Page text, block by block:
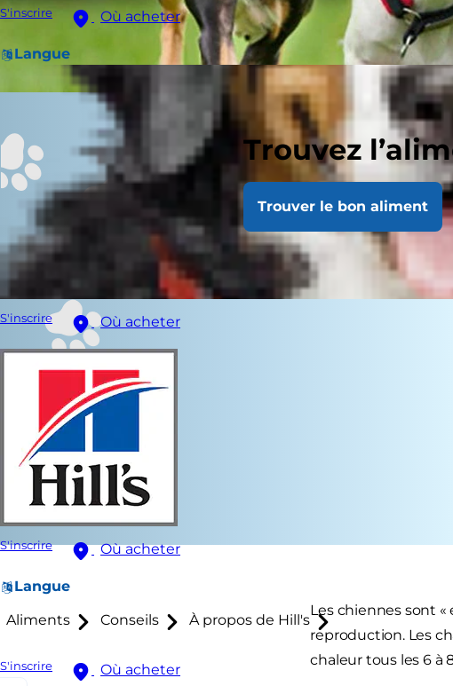
S'inscrire Où acheter
Langue
Trouvez
Trouver le bon aliment
S'inscrire Où acheter
S'inscrire Où acheter
Langue
Aliments Conseils À propos de Hill's
S'inscrire
Où acheter
Les chiennes sont
reproduction. Les
chaleur tous les 6 à